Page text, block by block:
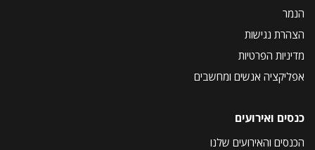
הנמר
הצהרת נגישות
מדיניות הפרטיות
אפליקציה אנשים ומחשבים
כנסים ואירועים
הכנסים והאירועים שלנו